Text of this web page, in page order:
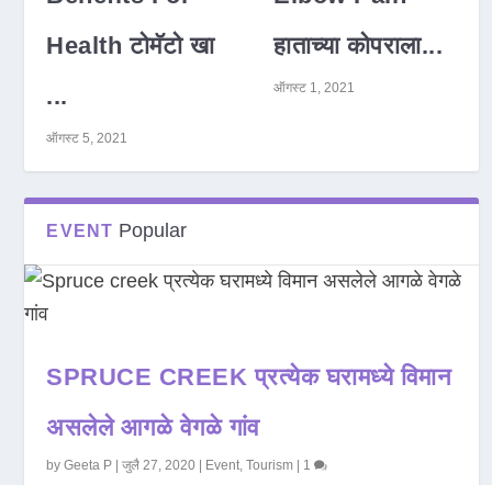
Health टोमॅटो खा
...
ऑगस्ट 5, 2021
हाताच्या कोपराला...
ऑगस्ट 1, 2021
EVENT Popular
SPRUCE CREEK प्रत्येक घरामध्ये विमान
असलेले आगळे वेगळे गांव
byGeeta P |जुलै 27, 2020 Event,Tourism 1